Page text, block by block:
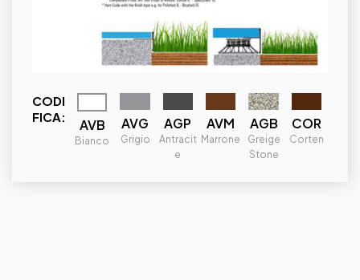
CODI
FICA:
AVB
Bianco
AVG
Grigio
AGP
Antracit
e
AVM
Marrone
AGB
Greige
Stone
COR
Corten